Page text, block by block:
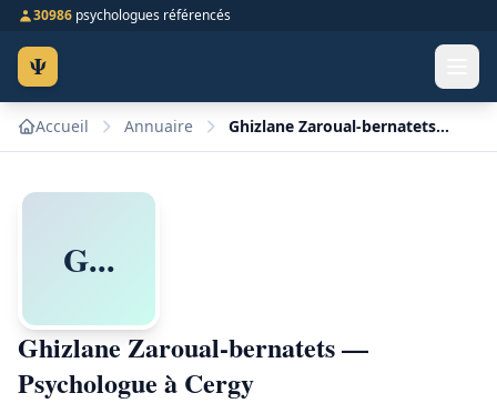
30986 psychologues référencés
Ψ
Accueil Annuaire Ghizlane Zaroual-bernatets — Psychologue à Cergy
G...
Ghizlane Zaroual-bernatets —
Psychologue à Cergy